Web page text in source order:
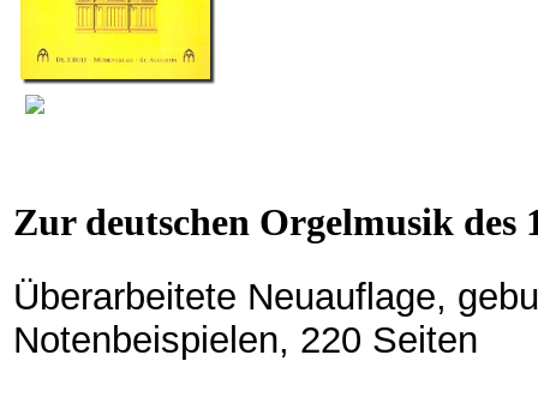
Zur deutschen Orgelmusik des
Überarbeitete Neuauflage,
Notenbeispielen, 220 Seiten